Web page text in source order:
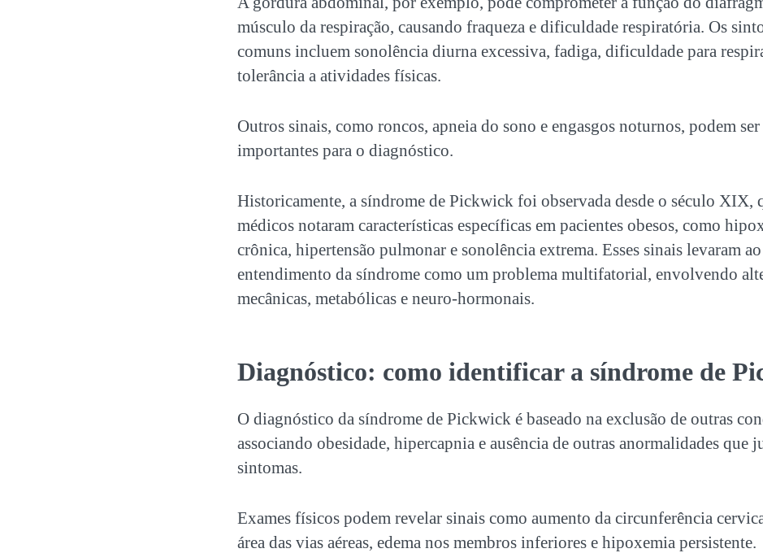
músculo da respiração, causando fraqueza e dificuldade respiratória. Os
comuns incluem sonolência diurna excessiva, fadiga, dificuldade para
tolerância a atividades físicas.
Outros sinais, como roncos, apneia do sono e engasgos noturnos, podem
importantes para o diagnóstico.
Historicamente, a síndrome de Pickwick foi observada desde o século XIX,
médicos notaram características específicas em pacientes obesos, como
crônica, hipertensão pulmonar e sonolência extrema. Esses sinais levaram ao
entendimento da síndrome como um problema multifatorial, envolvendo
mecânicas, metabólicas e neuro-hormonais.
Diagnóstico: como identificar a síndrome de
O diagnóstico da síndrome de Pickwick é baseado na exclusão de outras
associando obesidade, hipercapnia e ausência de outras anormalidades que
sintomas.
Exames físicos podem revelar sinais como aumento da circunferência
área das vias aéreas, edema nos membros inferiores e hipoxemia persistente.